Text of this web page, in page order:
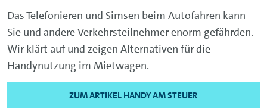
Das Telefonieren und Simsen beim Autofahren kann
Sie und andere Verkehrsteilnehmer enorm gefährden.
Wir klärt auf und zeigen Alternativen für die
Handynutzung im Mietwagen.
ZUM ARTIKEL HANDY AM STEUER